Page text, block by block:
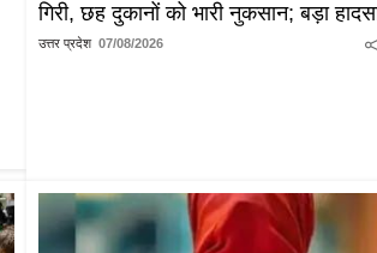
गिरी, छह दुकानों को भारी नुकसान; बड़ा
उत्तर प्रदेश 07/08/2026